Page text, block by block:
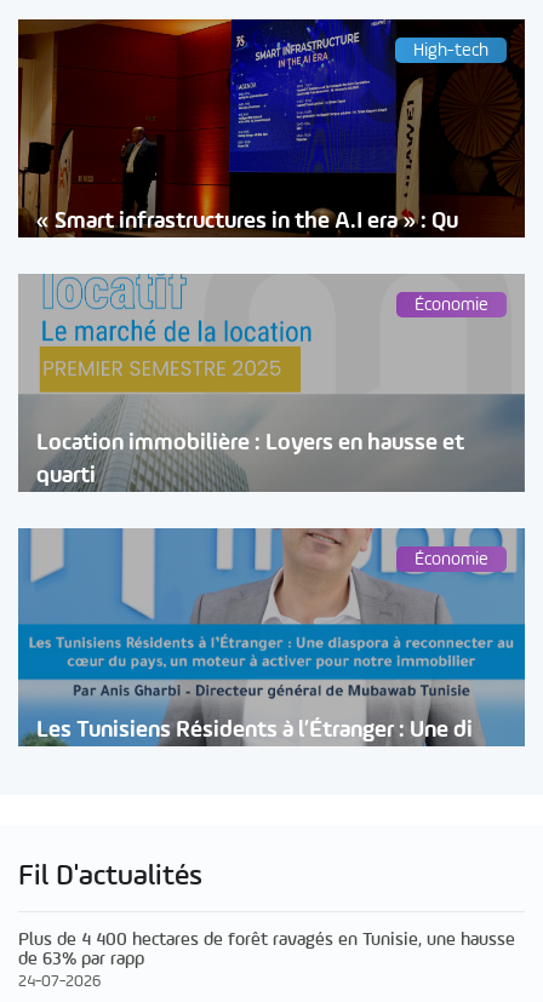
High-tech
« Smart infrastructures in the A.I era » : Qu
Économie
Location immobilière : Loyers en hausse et
quarti
Économie
Les Tunisiens Résidents à l’Étranger : Une di
Fil D'actualités
Plus de 4 400 hectares de forêt ravagés en Tunisie, une hausse
de 63% par rapp
24-07-2026